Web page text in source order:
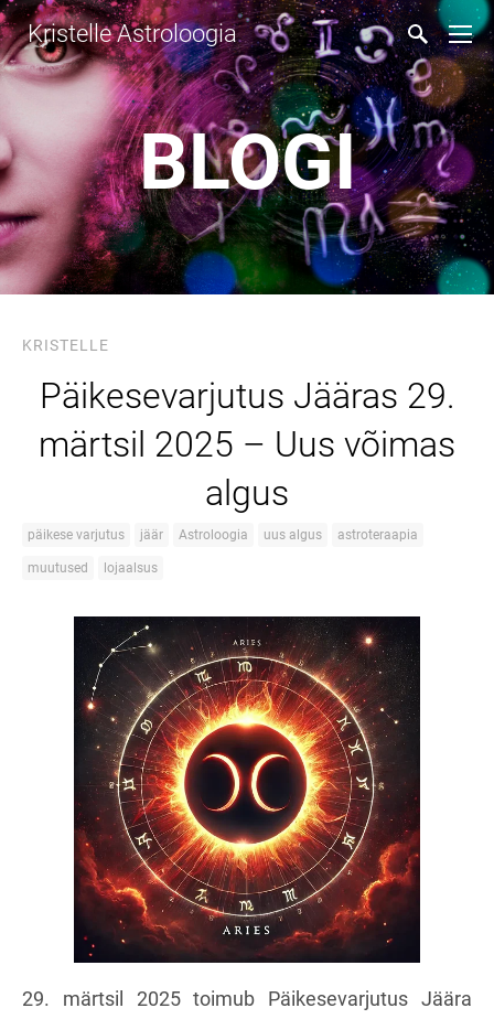
Kristelle Astroloogia
BLOGI
KRISTELLE
Päikesevarjutus Jääras 29.
märtsil 2025 – Uus võimas
algus
päikese varjutus jäär Astroloogia uus algus astroteraapia
muutused lojaalsus
29. märtsil 2025 toimub Päikesevarjutus Jäära